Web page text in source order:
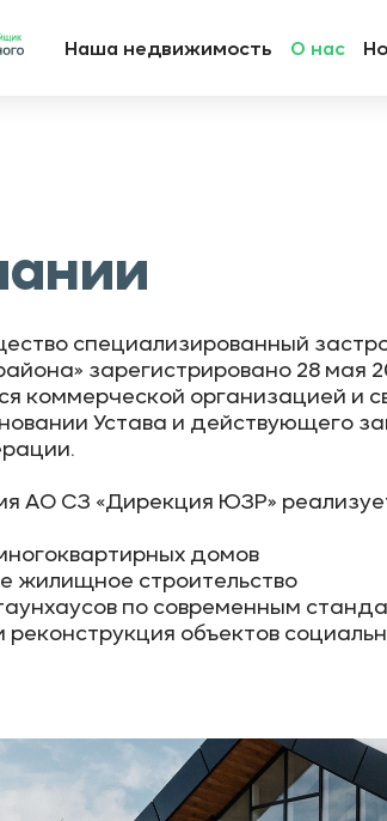
Наша недвижимость О нас
специализированный
зарегистрировано 28 мая
коммерческой организацией и
Устава и действующего
АО СЗ «Дирекция ЮЗР»
домов
жилищное строительство
по современным
реконструкция объектов